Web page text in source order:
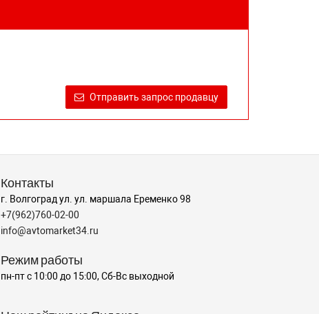
Отправить запрос продавцу
Контакты
г. Волгоград ул. ул. маршала Еременко 98
+7(962)760-02-00
info@avtomarket34.ru
Режим работы
пн-пт с 10:00 до 15:00, Сб-Вс выходной